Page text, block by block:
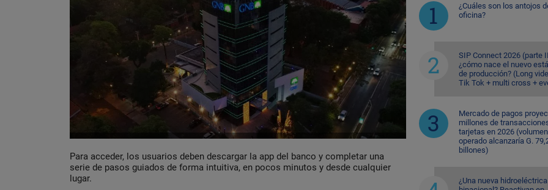
Para acceder, los usuarios deben descargar la app del banco y completar una
serie de pasos guiados de forma intuitiva, en pocos minutos y desde cualquier
lugar.
¿Cuáles son los antojos
oficina?
SIP Connect 2026 (parte
¿cómo nace el nuevo
de producción? (Long
Tik Tok + multi cross +
Mercado de pagos
millones de
tarjetas en 2026 (volumen
operado alcanzaría G.
billones)
¿Una nueva hidroeléctrica